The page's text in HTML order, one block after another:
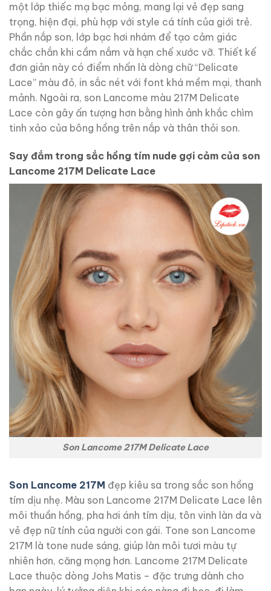
một lớp thiếc mạ bạc mỏng, mang lại vẻ đẹp sang
trọng, hiện đại, phù hợp với style cá tính của giới trẻ.
Phần nắp son, lớp bạc hơi nhám để tạo cảm giác
chắc chắn khi cầm nắm và hạn chế xước vỡ. Thiết kế
đơn giản này có điểm nhấn là dòng chữ “Delicate
Lace” màu đỏ, in sắc nét với font khá mềm mại, thanh
mảnh. Ngoài ra, son Lancome màu 217M Delicate
Lace còn gây ấn tượng hơn bằng hình ảnh khắc chìm
tinh xảo của bông hồng trên nắp và thân thỏi son.
Say đắm trong sắc hồng tím nude gợi cảm của son
Lancome 217M Delicate Lace
Son Lancome 217M Delicate Lace
Son Lancome 217M đẹp kiêu sa trong sắc son hồng
tím dịu nhẹ. Màu son Lancome 217M Delicate Lace lên
môi thuần hồng, pha hơi ánh tím dịu, tôn vinh làn da và
vẻ đẹp nữ tính của người con gái. Tone son Lancome
217M là tone nude sáng, giúp làn môi tươi màu tự
nhiên hơn, căng mọng hơn. Lancome 217M Delicate
Lace thuộc dòng Johs Matis – đặc trưng dành cho